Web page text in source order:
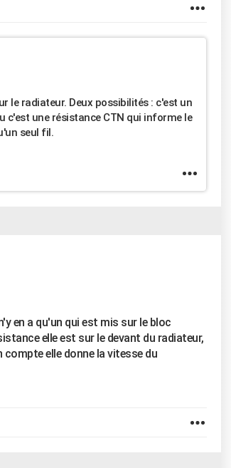
le radiateur. Deux possibilités : c'est un
une résistance CTN qui informe le
seul fil.
en a qu'un qui est mis sur le bloc
elle est sur le devant du radiateur,
elle donne la vitesse du